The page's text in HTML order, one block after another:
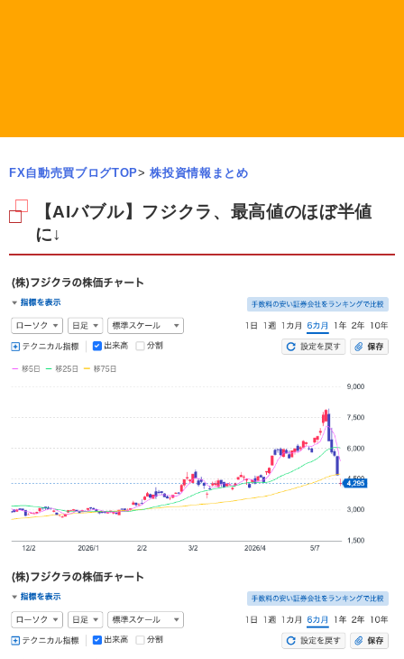
FX自動売買ブログTOP> 株投資情報まとめ
【AIバブル】フジクラ、最高値のほぼ半値
に↓